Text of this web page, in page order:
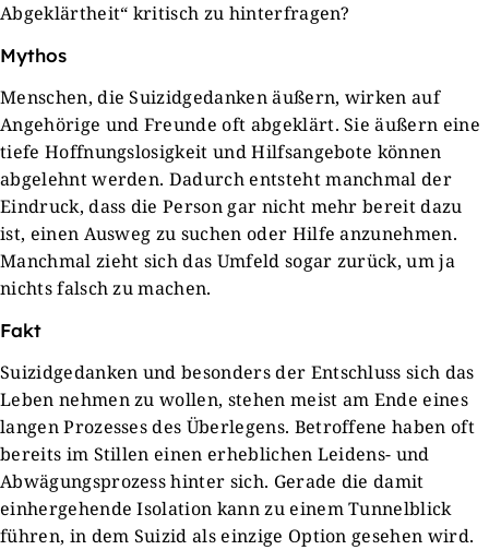
Abgeklärtheit“ kritisch zu hinterfragen?
Mythos
Menschen, die Suizidgedanken äußern, wirken auf
Angehörige und Freunde oft abgeklärt. Sie äußern eine
tiefe Hoffnungslosigkeit und Hilfsangebote können
abgelehnt werden. Dadurch entsteht manchmal der
Eindruck, dass die Person gar nicht mehr bereit dazu
ist, einen Ausweg zu suchen oder Hilfe anzunehmen.
Manchmal zieht sich das Umfeld sogar zurück, um ja
nichts falsch zu machen.
Fakt
Suizidgedanken und besonders der Entschluss sich das
Leben nehmen zu wollen, stehen meist am Ende eines
langen Prozesses des Überlegens. Betroffene haben oft
bereits im Stillen einen erheblichen Leidens- und
Abwägungsprozess hinter sich. Gerade die damit
einhergehende Isolation kann zu einem Tunnelblick
führen, in dem Suizid als einzige Option gesehen wird.